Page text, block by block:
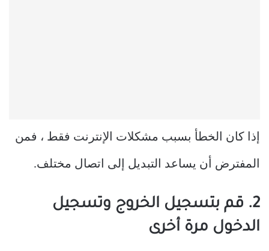
إذا كان الخطأ بسبب مشكلات الإنترنت فقط ، فمن
المفترض أن يساعد التبديل إلى اتصال مختلف.
2. قم بتسجيل الخروج وتسجيل
الدخول مرة أخرى